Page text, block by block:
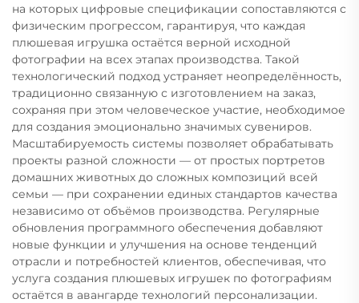
на которых цифровые спецификации сопоставляются с
физическим прогрессом, гарантируя, что каждая
плюшевая игрушка остаётся верной исходной
фотографии на всех этапах производства. Такой
технологический подход устраняет неопределённость,
традиционно связанную с изготовлением на заказ,
сохраняя при этом человеческое участие, необходимое
для создания эмоционально значимых сувениров.
Масштабируемость системы позволяет обрабатывать
проекты разной сложности — от простых портретов
домашних животных до сложных композиций всей
семьи — при сохранении единых стандартов качества
независимо от объёмов производства. Регулярные
обновления программного обеспечения добавляют
новые функции и улучшения на основе тенденций
отрасли и потребностей клиентов, обеспечивая, что
услуга создания плюшевых игрушек по фотографиям
остаётся в авангарде технологий персонализации.